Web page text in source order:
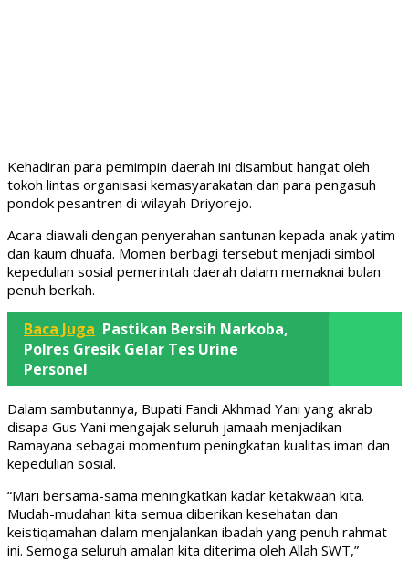
Kehadiran para pemimpin daerah ini disambut hangat oleh
tokoh lintas organisasi kemasyarakatan dan para pengasuh
pondok pesantren di wilayah Driyorejo.
Acara diawali dengan penyerahan santunan kepada anak yatim
dan kaum dhuafa. Momen berbagi tersebut menjadi simbol
kepedulian sosial pemerintah daerah dalam memaknai bulan
penuh berkah.
Baca Juga Pastikan Bersih Narkoba,
Polres Gresik Gelar Tes Urine
Personel
Dalam sambutannya, Bupati Fandi Akhmad Yani yang akrab
disapa Gus Yani mengajak seluruh jamaah menjadikan
Ramayana sebagai momentum peningkatan kualitas iman dan
kepedulian sosial.
“Mari bersama-sama meningkatkan kadar ketakwaan kita.
Mudah-mudahan kita semua diberikan kesehatan dan
keistiqamahan dalam menjalankan ibadah yang penuh rahmat
ini. Semoga seluruh amalan kita diterima oleh Allah SWT,”